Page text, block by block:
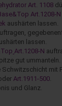
Art. 1108
Art.1208-N
aushärten lassen.
lassen.
Art.1208-N
gut ummanteln.
mit
Art.1911-500
und Glanz.